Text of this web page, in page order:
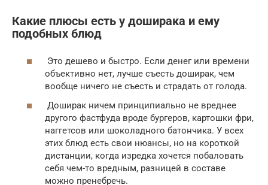
Какие плюсы есть у доширака и ему
подобных блюд
Это дешево и быстро. Если денег или времени
объективно нет, лучше съесть доширак, чем
вообще ничего не съесть и страдать от голода.
Доширак ничем принципиально не вреднее
другого фастфуда вроде бургеров, картошки фри,
наггетсов или шоколадного батончика. У всех
этих блюд есть свои нюансы, но на короткой
дистанции, когда изредка хочется побаловать
себя чем-то вредным, разницей в составе
можно пренебречь.